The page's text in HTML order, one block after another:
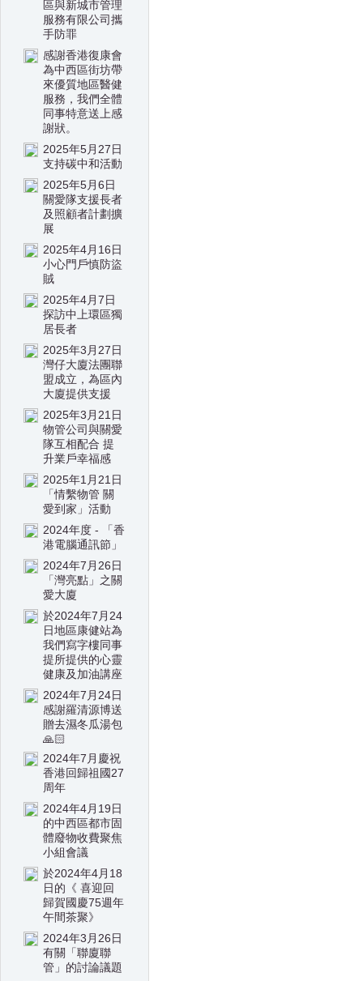
區與新城市管理
服務有限公司攜
手防罪
感謝香港復康會
為中西區街坊帶
來優質地區醫健
服務，我們全體
同事特意送上感
謝狀。
2025年5月27日
支持碳中和活動
2025年5月6日
關愛隊支援長者
及照顧者計劃擴
展
2025年4月16日
小心門戶慎防盜
賊
2025年4月7日
探訪中上環區獨
居長者
2025年3月27日
灣仔大廈法團聯
盟成立，為區內
大廈提供支援
2025年3月21日
物管公司與關愛
隊互相配合 提
升業戶幸福感
2025年1月21日
「情繫物管 關
愛到家」活動
2024年度 - 「香
港電腦通訊節」
2024年7月26日
「灣亮點」之關
愛大廈
於2024年7月24
日地區康健站為
我們寫字樓同事
提所提供的心靈
健康及加油講座
2024年7月24日
感謝羅清源博送
贈去濕冬瓜湯包
🙏🏻
2024年7月慶祝
香港回歸祖國27
周年
2024年4月19日
的中西區都市固
體廢物收費聚焦
小組會議
於2024年4月18
日的《 喜迎回
歸賀國慶75週年
午間茶聚》
2024年3月26日
有關「聯廈聯
管」的討論議題